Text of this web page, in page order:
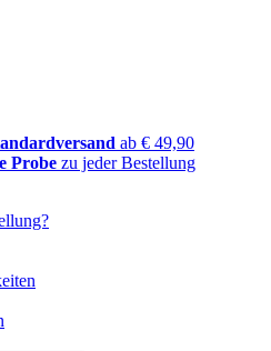
ab € 49,90
Probe zu jeder Bestellung